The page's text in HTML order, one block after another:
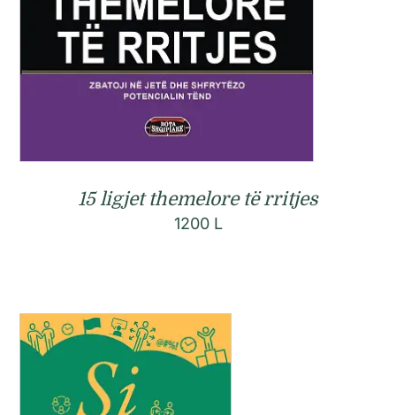
15 ligjet themelore të rritjes
1200 L